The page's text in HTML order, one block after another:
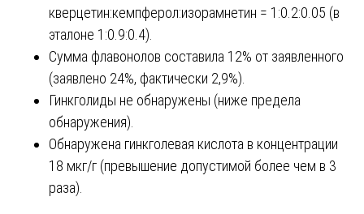
кверцетин:кемпферол:изорамнетин = 1:0.2:0.05 (в
эталоне 1:0.9:0.4).
Сумма флавонолов составила 12% от заявленного
(заявлено 24%, фактически 2,9%).
Гинкголиды не обнаружены (ниже предела
обнаружения).
Обнаружена гинкголевая кислота в концентрации
18 мкг/г (превышение допустимой более чем в 3
раза).